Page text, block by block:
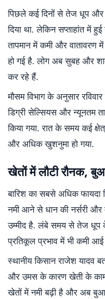
पिछले कई दिनों से तेज धूप और
दिया था. लेकिन सप्ताहांत में
तापमान में कमी और वातावरण
हो गई है. लोग अब सुबह और
कर रहे हैं.
मौसम विभाग के अनुसार
डिग्री सेल्सियस और न्यूनतम
किया गया. रात के समय कई
और अधिक खुशनुमा हो गया.
खेतों में लौटी रौनक,
बारिश का सबसे अधिक फायदा
नमी आने से धान की नर्सरी
उम्मीद है. लंबे समय से तेज धूप
प्रतिकूल प्रभाव में भी कमी
स्थानीय किसान राजेश यादव
और उमस के कारण खेती के काम
खेतों में नमी बढ़ी है और अब